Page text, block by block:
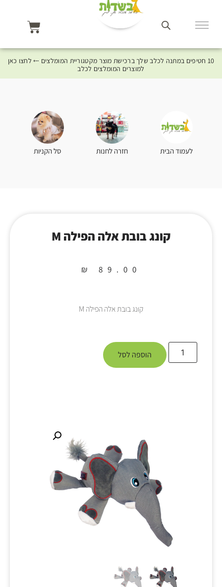
10 חטיפים במתנה לכלב שלך ברכישת מוצר מקטגוריית המומלצים ⤎ לחצו כאן
למוצרים המומלצים לכלב
לעמוד הבית חזרה לחנות סל הקניות
קונג בובת אלה הפילה M
₪ 89.00
קונג בובת אלה הפילה M
הוספה לסל